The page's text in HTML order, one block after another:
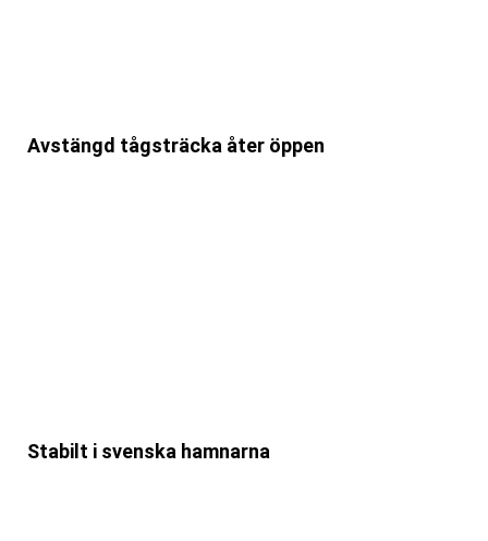
Avstängd tågsträcka åter öppen
Stabilt i svenska hamnarna